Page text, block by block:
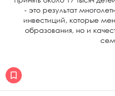
- это результат
инвестиций, которые
образования, но и